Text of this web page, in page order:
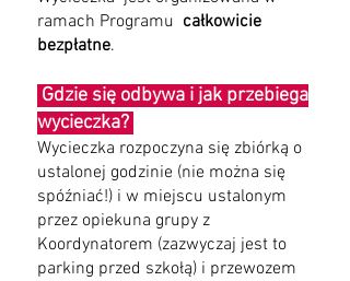
ramach Programu całkowicie
bezpłatne.
Gdzie się odbywa i jak przebiega
wycieczka?
Wycieczka rozpoczyna się zbiórką o
ustalonej godzinie (nie można się
spóźniać!) i w miejscu ustalonym
przez opiekuna grupy z
Koordynatorem (zazwyczaj jest to
parking przed szkołą) i przewozem